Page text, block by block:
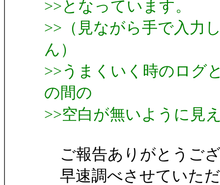
>>となっています。
>>（見ながら手で入力
ん）
>>うまくいく時のログ
の間の
>>空白が無いように見
ご報告ありがとうご
早速調べさせていた